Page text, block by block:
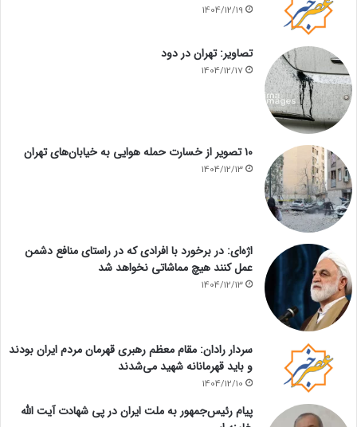
1404/12/19
تصاویر: تهران در دود
1404/12/17
۱۰ تصویر از خسارت حمله هوایی به خیابان‌های تهران
1404/12/13
اژه‌ای: در برخورد با افرادی که در راستای منافع دشمن
عمل کنند هیچ مماشاتی نخواهد شد
1404/12/13
سردار رادان: مقام معظم رهبری قهرمان مردم ایران بودند
و باید قهرمانانه شهید می‌شدند
1404/12/10
پیام رئیس‌جمهور به ملت ایران در پی شهادت آیت الله